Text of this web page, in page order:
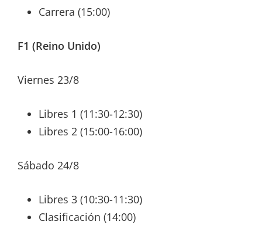
Carrera (15:00)
F1 (Reino Unido)
Viernes 23/8
Libres 1 (11:30-12:30)
Libres 2 (15:00-16:00)
Sábado 24/8
Libres 3 (10:30-11:30)
Clasificación (14:00)